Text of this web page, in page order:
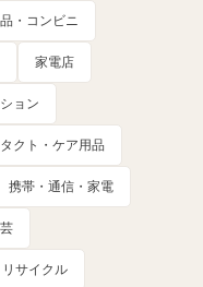
・コンビニ
家電店
ョン
クト・ケア用品
携帯・通信・家電
リサイクル